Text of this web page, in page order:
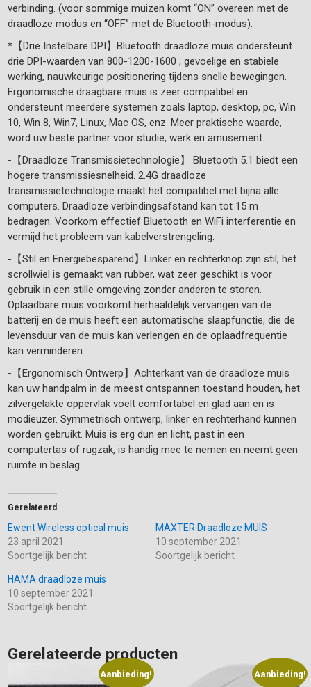
verbinding. (voor sommige muizen komt “ON” overeen met de
draadloze modus en “OFF” met de Bluetooth-modus).
*【Drie Instelbare DPI】Bluetooth draadloze muis ondersteunt
drie DPI-waarden van 800-1200-1600 , gevoelige en stabiele
werking, nauwkeurige positionering tijdens snelle bewegingen.
Ergonomische draagbare muis is zeer compatibel en
ondersteunt meerdere systemen zoals laptop, desktop, pc, Win
10, Win 8, Win7, Linux, Mac OS, enz. Meer praktische waarde,
word uw beste partner voor studie, werk en amusement.
-【Draadloze Transmissietechnologie】 Bluetooth 5.1 biedt een
hogere transmissiesnelheid. 2.4G draadloze
transmissietechnologie maakt het compatibel met bijna alle
computers. Draadloze verbindingsafstand kan tot 15 m
bedragen. Voorkom effectief Bluetooth en WiFi interferentie en
vermijd het probleem van kabelverstrengeling.
-【Stil en Energiebesparend】Linker en rechterknop zijn stil, het
scrollwiel is gemaakt van rubber, wat zeer geschikt is voor
gebruik in een stille omgeving zonder anderen te storen.
Oplaadbare muis voorkomt herhaaldelijk vervangen van de
batterij en de muis heeft een automatische slaapfunctie, die de
levensduur van de muis kan verlengen en de oplaadfrequentie
kan verminderen.
-【Ergonomisch Ontwerp】Achterkant van de draadloze muis
kan uw handpalm in de meest ontspannen toestand houden, het
zilvergelakte oppervlak voelt comfortabel en glad aan en is
modieuzer. Symmetrisch ontwerp, linker en rechterhand kunnen
worden gebruikt. Muis is erg dun en licht, past in een
computertas of rugzak, is handig mee te nemen en neemt geen
ruimte in beslag.
Gerelateerd
Ewent Wireless optical muis
23 april 2021
Soortgelijk bericht
MAXTER Draadloze MUIS
10 september 2021
Soortgelijk bericht
HAMA draadloze muis
10 september 2021
Soortgelijk bericht
Gerelateerde producten
Aanbieding! Aanbieding!